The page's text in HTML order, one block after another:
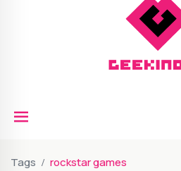
Tags rockstar games